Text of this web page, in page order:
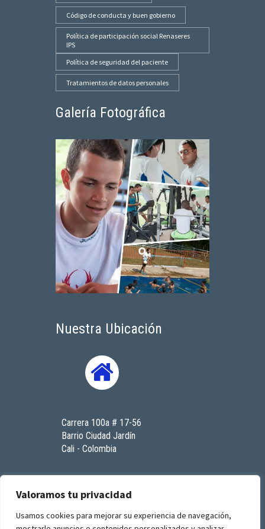
Valoramos tu privacidad
Usamos cookies para mejorar su experiencia de navegación,
Código de conducta y buen gobierno
Política de participación social Renaseres
IPS
Política de seguridad del paciente
Tratamientos de datos personales
Galería Fotográfica
Nuestra Ubicación
Carrera 100a # 17-56
Barrio Ciudad Jardín
Cali - Colombia